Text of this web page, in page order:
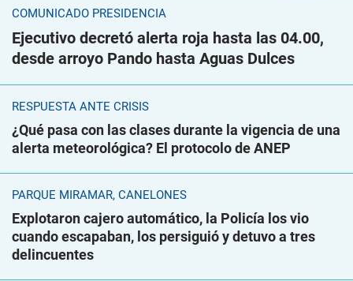
COMUNICADO PRESIDENCIA
Ejecutivo decretó alerta roja hasta las 04.00,
desde arroyo Pando hasta Aguas Dulces
RESPUESTA ANTE CRISIS
¿Qué pasa con las clases durante la vigencia de una
alerta meteorológica? El protocolo de ANEP
PARQUE MIRAMAR, CANELONES
Explotaron cajero automático, la Policía los vio
cuando escapaban, los persiguió y detuvo a tres
delincuentes